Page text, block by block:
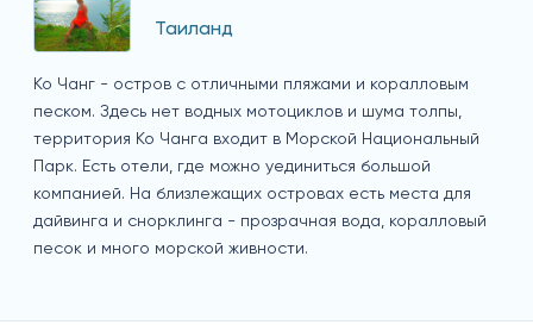
Таиланд
Ко Чанг - остров с отличными пляжами и коралловым
песком. Здесь нет водных мотоциклов и шума толпы,
территория Ко Чанга входит в Морской Национальный
Парк. Есть отели, где можно уединиться большой
компанией. На близлежащих островах есть места для
дайвинга и снорклинга - прозрачная вода, коралловый
песок и много морской живности.